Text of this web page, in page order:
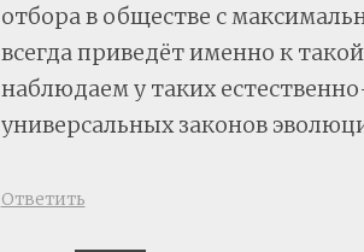
отбора в обществе с
всегда приведёт именно к
наблюдаем у таких
универсальных законов
Ответить